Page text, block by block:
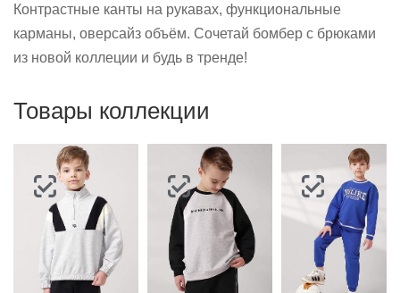
Контрастные канты на рукавах, функциональные
карманы, оверсайз объём. Сочетай бомбер с брюками
из новой коллеции и будь в тренде!
Товары коллекции